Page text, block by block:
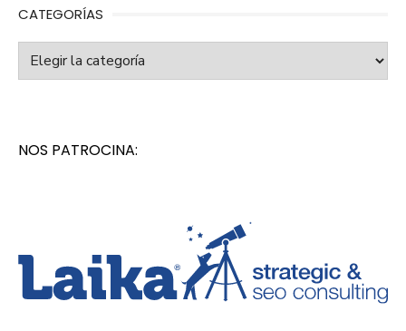
CATEGORÍAS
NOS PATROCINA: